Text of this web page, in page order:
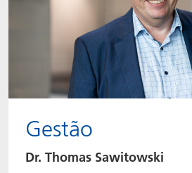
Gestão
Dr. Thomas Sawitowski